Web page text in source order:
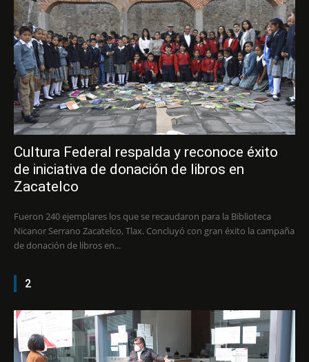
Cultura Federal respalda y reconoce éxito
de iniciativa de donación de libros en
Zacatelco
Fueron 240 ejemplares los que se recaudaron para la Biblioteca
Nicanor Serrano Zacatelco, Tlax. Concluyó con gran éxito la campaña
de donación de libros en...
2